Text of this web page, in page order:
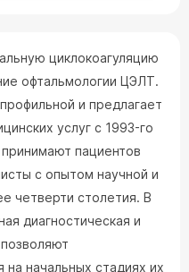
циклокоагуляцию
офтальмологии ЦЭЛТ.
и предлагает
услуг c 1993-го
пациентов
с опытом научной и
четверти столетия. В
диагностическая и
на начальных стадиях их